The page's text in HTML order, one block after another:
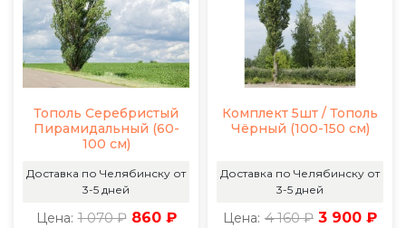
Тополь Серебристый
Пирамидальный (60-
100 см)
Доставка по Челябинску от
3-5 дней
Цена: 1 070 ₽ 860 ₽
Комплект 5шт / Тополь
Чёрный (100-150 см)
Доставка по Челябинску от
3-5 дней
Цена: 4 160 ₽ 3 900 ₽